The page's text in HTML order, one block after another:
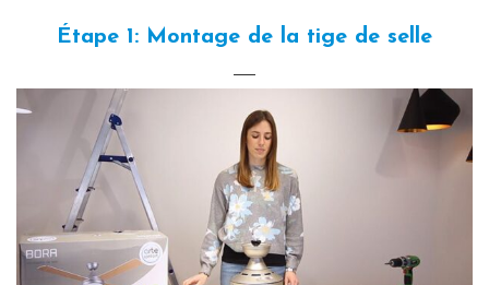
Étape 1: Montage de la tige de selle